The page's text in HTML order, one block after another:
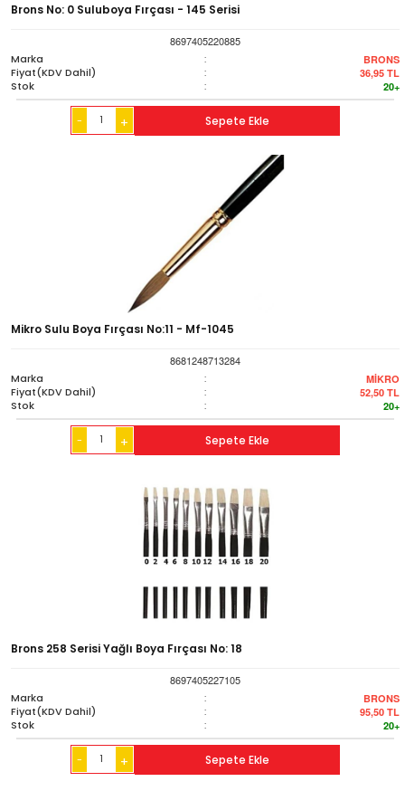
Brons No: 0 Suluboya Fırçası - 145 Serisi
8697405220885
Marka
: BRONS
Fiyat(KDV Dahil) : 36,95 TL
Stok : 20+
- + Sepete Ekle
Mikro Sulu Boya Fırçası No:11 - Mf-1045
8681248713284
Marka
: MİKRO
Fiyat(KDV Dahil) : 52,50 TL
Stok : 20+
- + Sepete Ekle
Brons 258 Serisi Yağlı Boya Fırçası No: 18
8697405227105
Marka
: BRONS
Fiyat(KDV Dahil) : 95,50 TL
Stok : 20+
- + Sepete Ekle